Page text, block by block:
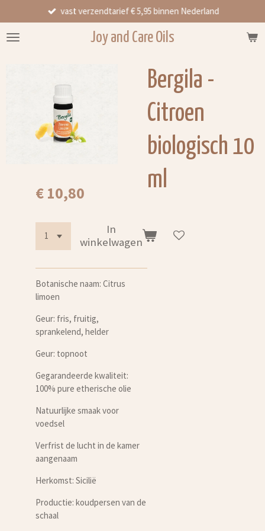
direct
naar
Joy and Care Oils
vast verzendtarief € 5,95 binnen Nederland
Bergila -
Citroen
biologisch 10
ml
€ 10,80
In
winkelwagen
Botanische naam: Citrus
limoen
Geur: fris, fruitig,
sprankelend, helder
Geur: topnoot
Gegarandeerde kwaliteit:
100% pure etherische olie
Natuurlijke smaak voor
voedsel
Verfrist de lucht in de kamer
aangenaam
Herkomst: Sicilië
Productie: koudpersen van de
schaal